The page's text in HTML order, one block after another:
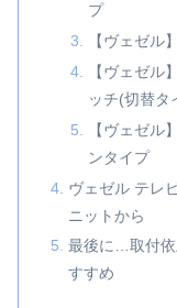
プ
【ヴェゼル
【ヴェゼル
ッチ(切替タ
【ヴェゼル
ンタイプ
ヴェゼル テレ
ニットから
最後に…取付依
すすめ